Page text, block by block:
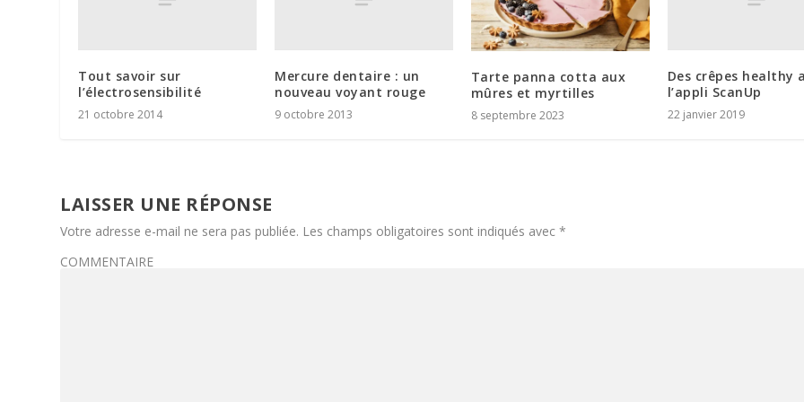
Tout savoir sur
l’électrosensibilité
21 octobre 2014
Mercure dentaire : un
nouveau voyant rouge
9 octobre 2013
Tarte panna cotta aux
mûres et myrtilles
8 septembre 2023
Des crêpes healthy
l’appli ScanUp
22 janvier 2019
LAISSER UNE RÉPONSE
Votre adresse e-mail ne sera pas publiée. Les champs obligatoires sont indiqués avec*
COMMENTAIRE